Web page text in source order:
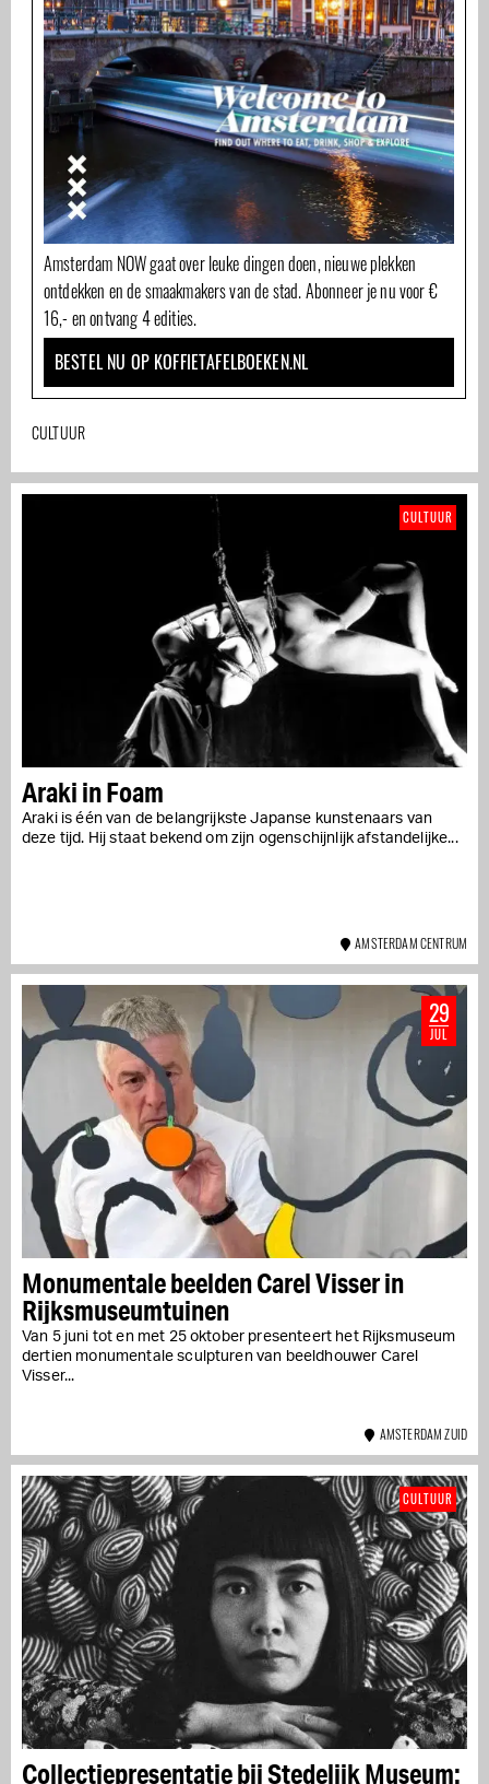
Amsterdam NOW gaat over leuke dingen doen, nieuwe plekken
ontdekken en de smaakmakers van de stad. Abonneer je nu voor €
16,- en ontvang 4 edities.
BESTEL NU OP KOFFIETAFELBOEKEN.NL
CULTUUR
Araki in Foam
Araki is één van de belangrijkste Japanse kunstenaars van
deze tijd. Hij staat bekend om zijn ogenschijnlijk afstandelijke...
CULTUUR
AMSTERDAM CENTRUM
Monumentale beelden Carel Visser in
Rijksmuseumtuinen
Van 5 juni tot en met 25 oktober presenteert het Rijksmuseum
dertien monumentale sculpturen van beeldhouwer Carel
Visser...
29
JUL
AMSTERDAM ZUID
Collectiepresentatie bij Stedelijk Museum:
CULTUUR